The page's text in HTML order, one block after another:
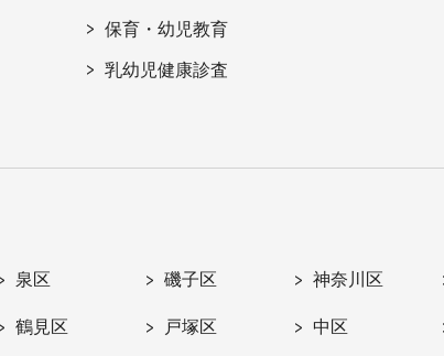
保育・幼児教育
乳幼児健康診査
泉区 磯子区 神奈川区
鶴見区 戸塚区 中区